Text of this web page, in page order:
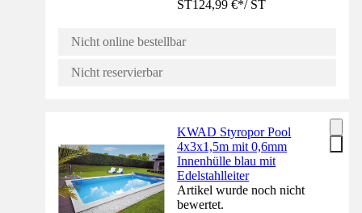
ST124,99 €*/ ST
Nicht online bestellbar
Nicht reservierbar
KWAD Styropor Pool
4x3x1,5m mit 0,6mm
Innenhülle blau mit
Edelstahlleiter
Artikel wurde noch nicht
bewertet.